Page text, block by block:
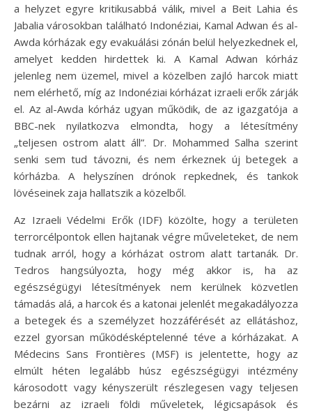
a helyzet egyre kritikusabbá válik, mivel a Beit Lahia és
Jabalia városokban található Indonéziai, Kamal Adwan és al-
Awda kórházak egy evakuálási zónán belül helyezkednek el,
amelyet kedden hirdettek ki. A Kamal Adwan kórház
jelenleg nem üzemel, mivel a közelben zajló harcok miatt
nem elérhető, míg az Indonéziai kórházat izraeli erők zárják
el. Az al-Awda kórház ugyan működik, de az igazgatója a
BBC-nek nyilatkozva elmondta, hogy a létesítmény
„teljesen ostrom alatt áll”. Dr. Mohammed Salha szerint
senki sem tud távozni, és nem érkeznek új betegek a
kórházba. A helyszínen drónok repkednek, és tankok
lövéseinek zaja hallatszik a közelből.
Az Izraeli Védelmi Erők (IDF) közölte, hogy a területen
terrorcélpontok ellen hajtanak végre műveleteket, de nem
tudnak arról, hogy a kórházat ostrom alatt tartanák. Dr.
Tedros hangsúlyozta, hogy még akkor is, ha az
egészségügyi létesítmények nem kerülnek közvetlen
támadás alá, a harcok és a katonai jelenlét megakadályozza
a betegek és a személyzet hozzáférését az ellátáshoz,
ezzel gyorsan működésképtelenné téve a kórházakat. A
Médecins Sans Frontières (MSF) is jelentette, hogy az
elmúlt héten legalább húsz egészségügyi intézmény
károsodott vagy kényszerült részlegesen vagy teljesen
bezárni az izraeli földi műveletek, légicsapások és